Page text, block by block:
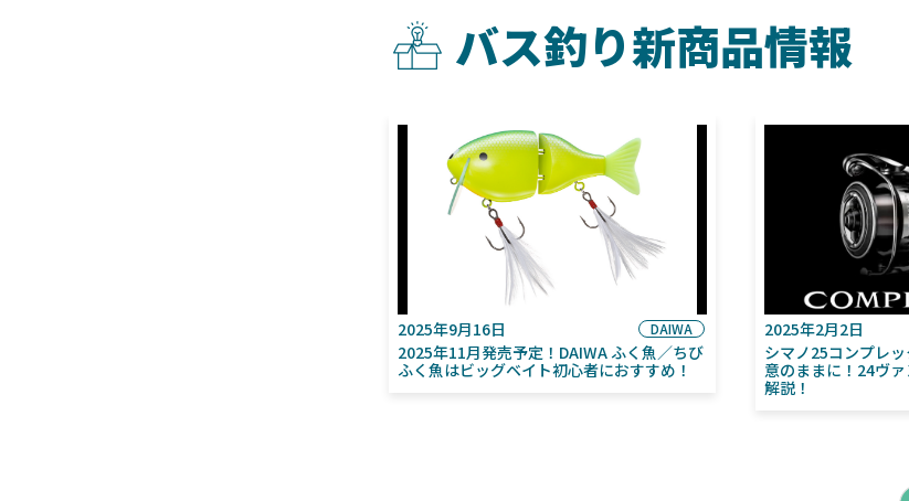
バス釣り新商品情報
2025年9月16日 DAIWA
2025年11月発売予定！DAIWA ふく魚／ちび
ふく魚はビッグベイト初心者におすすめ！
2025年2月2日
シマノ25コンプレ
意のままに！24ヴ
解説！